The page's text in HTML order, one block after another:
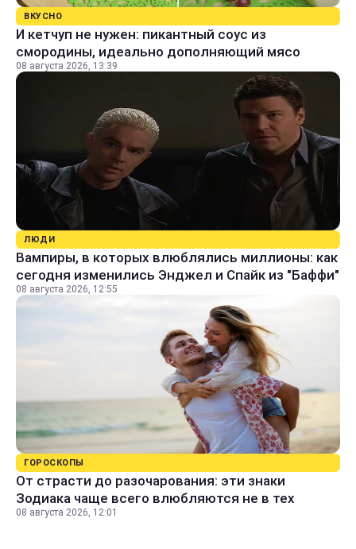
ВКУСНО
И кетчуп не нужен: пикантный соус из
смородины, идеально дополняющий мясо
08 августа 2026, 13:39
ЛЮДИ
Вампиры, в которых влюблялись миллионы: как
сегодня изменились Энджел и Спайк из "Баффи"
08 августа 2026, 12:55
ГОРОСКОПЫ
От страсти до разочарования: эти знаки
Зодиака чаще всего влюбляются не в тех
08 августа 2026, 12:01